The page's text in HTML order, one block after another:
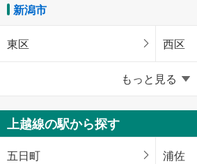
新潟市
東区 西区
新潟県のそのほかの地域
十日町市 村上市
五泉市 上越市
もっと見る
上越線の駅から探す
五日町 浦佐